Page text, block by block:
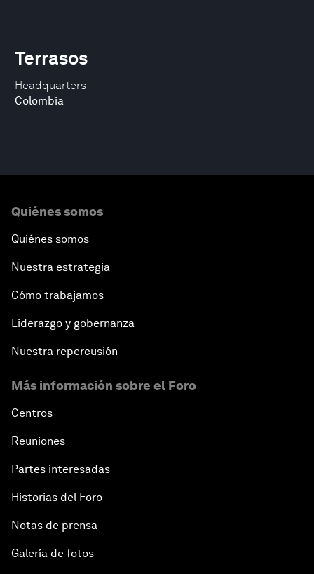
Headquarters
Colombia
Terrasos
Quiénes somos
Quiénes somos
Nuestra estrategia
Cómo trabajamos
Liderazgo y gobernanza
Nuestra repercusión
Más información sobre el Foro
Centros
Reuniones
Partes interesadas
Historias del Foro
Notas de prensa
Galería de fotos